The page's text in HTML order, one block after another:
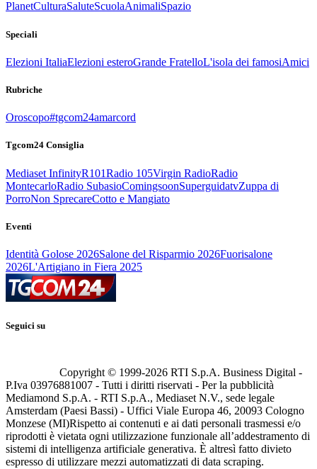
PlanetCulturaSaluteScuolaAnimaliSpazio
Speciali
Elezioni ItaliaElezioni esteroGrande FratelloL'isola dei famosiAmici
Rubriche
Oroscopo#tgcom24amarcord
Tgcom24 Consiglia
Mediaset InfinityR101Radio 105Virgin RadioRadio
MontecarloRadio SubasioComingsoonSuperguidatvZuppa di
PorroNon SprecareCotto e Mangiato
Eventi
Identità Golose 2026Salone del Risparmio 2026Fuorisalone
2026L'Artigiano in Fiera 2025
Seguici su
Copyright © 1999-2026 RTI S.p.A. Business Digital -
P.Iva 03976881007 - Tutti i diritti riservati - Per la pubblicità
Mediamond S.p.A. - RTI S.p.A., Mediaset N.V., sede legale
Amsterdam (Paesi Bassi) - Uffici Viale Europa 46, 20093 Cologno
Monzese (MI)Rispetto ai contenuti e ai dati personali trasmessi e/o
riprodotti è vietata ogni utilizzazione funzionale all’addestramento di
sistemi di intelligenza artificiale generativa. È altresì fatto divieto
espresso di utilizzare mezzi automatizzati di data scraping.